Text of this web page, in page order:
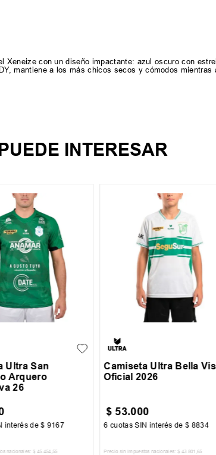
Xeneize con un diseño impactante: azul oscuro con
mantiene a los más chicos secos y cómodos mientras
INTERESAR
Ultra San
Arquero
26
interés de$ 9167
nacionales: $ 45.454 ,55
Camiseta Ultra Bella
Oficial 2026
$ 53.000
6 cuotas SIN interés de$ 8834
Precio sin impuestos nacionales: $ 43.801 ,65